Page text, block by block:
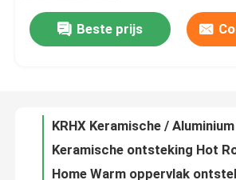
Fabrieksreis
Beste prijs